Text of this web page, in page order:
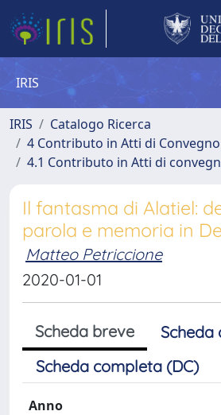
IRIS
IRIS
Catalogo Ricerca
4 Contributo in Atti di
4.1 Contributo in Atti di
Il fantasma di Alatiel:
parola e memoria in
Matteo Petriccione
2020-01-01
Scheda breve
Scheda
Scheda completa (DC)
Anno